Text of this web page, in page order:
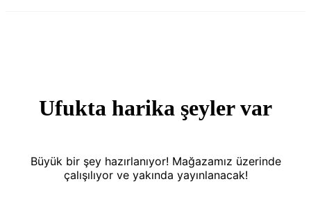
Ufukta harika şeyler var
Büyük bir şey hazırlanıyor! Mağazamız üzerinde
çalışılıyor ve yakında yayınlanacak!